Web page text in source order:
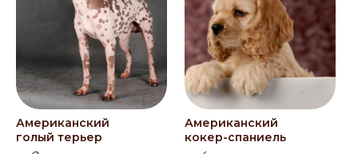
Американский
голый терьер
Американский
кокер-спаниель